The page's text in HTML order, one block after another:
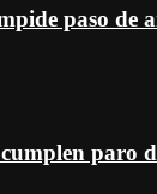
paso de
paro